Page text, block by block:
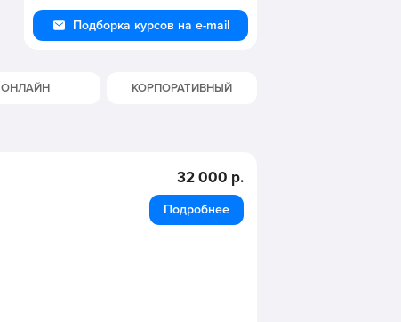
Подборка курсов на e-mail
ОНЛАЙН КОРПОРАТИВНЫЙ
32 000 р.
Подробнее